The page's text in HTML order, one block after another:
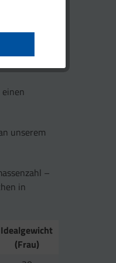
unserem
–
in
Idealgewicht
(Frau)